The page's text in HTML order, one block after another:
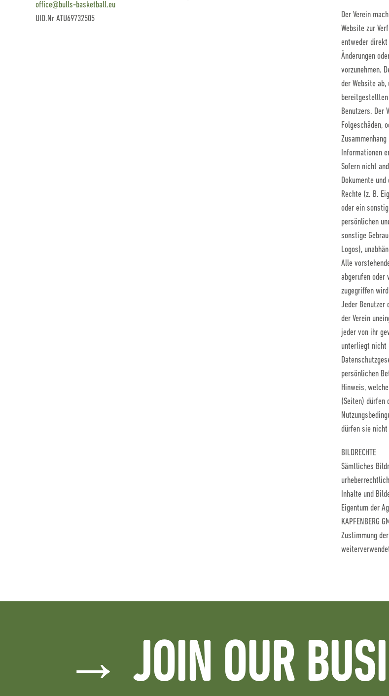
office@bulls-basketball.eu
UID.Nr ATU69732505
Der Verein
Website zur
entweder direkt
Änderungen
vorzunehmen.
der Website
Benutzers. Der
Folgeschäden,
Informationen
Sofern nicht
Dokumente
Rechte (z. B.
oder ein
persönlichen
sonstige
Logos),
Alle
abgerufen oder
zugegriffen
Jeder Benutzer
der Verein
jeder von ihr
unterliegt nicht
persönlichen
Hinweis,
(Seiten) dürfen
dürfen sie
BILDRECHTE
Sämtliches
Inhalte und
Eigentum der
KAPFENBERG
Zustimmung
→ JOIN OUR